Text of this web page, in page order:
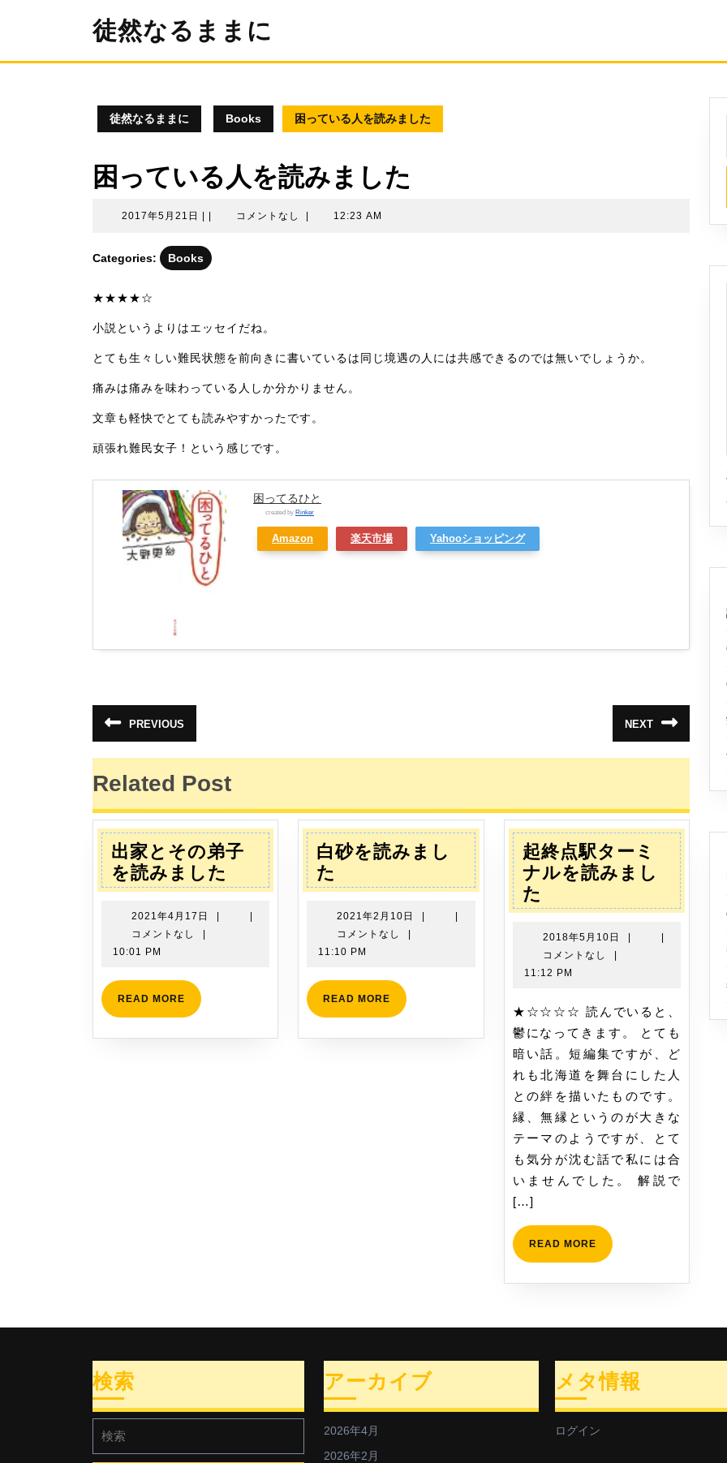
ン
徒然なるままに
徒然なるままに Books 困っている人を読みました
困っている人を読みました
2017年5月21日
2017
5
月
コメントなし 12:23 AM
Categories: Books
★★★★☆
小説というよりはエッセイだね。
とても生々しい難民状態を前向きに書いているは同じ境遇の人には共感できるのでは無いでしょうか。
痛みは痛みを味わっている人しか分かりません。
文章も軽快でとても読みやすかったです。
頑張れ難民女子！という感じです。
困ってるひと
created by Rinker
Amazon 楽天市場 Yahooショッピング
投
稿
ナ
ビ
ゲ
ー
PREVIOUS
の
投
NEXT
の
投
Related Post
出家とその弟子
を読みました
家
読
2021年4月17日
2021
コメントなし
10:01 PM
READ MORE READ
MORE
白砂を読みまし
た
砂
を
読
み
ま
し
た
2021年2月10日
2021
コメントなし
11:10 PM
READ MORE READ
MORE
起終点駅ターミ
ナルを読みまし
た
終
点
駅
タ
ミ
ナ
ル
を
読
み
ま
し
た
2018年5月10日
2018
10
コメントなし
11:12 PM
★☆☆☆☆ 読んでいると、
鬱になってきます。 とても
暗い話。短編集ですが、ど
れも北海道を舞台にした人
との絆を描いたものです。
縁、無縁というのが大きな
テーマのようですが、とて
も気分が沈む話で私には合
いませんでした。 解説で
[…]
READ MOREREAD
MORE
検索
索:
アーカイブ
2026年4月
2026年2月
メタ情報
ログイン